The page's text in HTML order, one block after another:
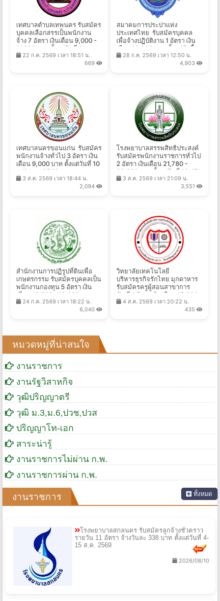
เทศบาลตําบลเทพนคร รับสมัคร
บุคคลเลือกสรรเป็นพนักงาน
จ้าง 7 อัตรา เงินเดือน 9,000 -
11,380 บาท ตั้งแต่วันที่ 31 ก.ค.
- 10 ส.ค. 2569
22 ก.ค. 2569 เวลา 18:51 น.
669
สมาคมการประปาแห่ง
ประเทศไทย รับสมัครบุคคล
เพื่อจ้างปฏิบัติงาน 1 อัตรา เงิน
เดือน 18,000 บาท ตั้งแต่บัดนี้ -
10 ส.ค. 2569
28 ก.ค. 2569 เวลา 12:50 น.
4,903
เทศบาลนครขอนแก่น รับสมัคร
พนักงานจ้างทั่วไป 3 อัตรา เงิน
เดือน 9,000 บาท ตั้งแต่วันที่ 10
- 19 ส.ค. 2569
3 ส.ค. 2569 เวลา 18:44 น.
2,094
โรงพยาบาลสรรพสิทธิประสงค์
รับสมัครพนักงานราชการทั่วไป
2 อัตรา เงินเดือน 21,780 -
23,600 บาท ตั้งแต่วันที่ 10-17
ส.ค. 2569
3 ส.ค. 2569 เวลา 21:09 น.
3,551
สำนักงานการปฏิรูปที่ดินเพื่อ
เกษตรกรรม รับสมัครบุคคลเป็น
พนักงานกองทุน 5 อัตรา เงิน
เดือน 13,800 - 18,000 บาท
ตั้งแต่วันที่ 3 - 31 ส.ค. 2569
24 ก.ค. 2569 เวลา 18:22 น.
6,040
วิทยาลัยเทคโนโลยี
บริหารธุรกิจรักไทย มุกดาหาร
รับสมัครครูผู้สอนสาขาการ
บัญชี 1 อัตรา เงินเดือน 15,000
บาท ตั้งแต่วันที่ 3-14 ส.ค.
4 ส.ค. 2569 เวลา 20:22 น.
435
หมวดหมู่ที่น่าสนใจ
งานราชการ
งานรัฐวิสาหกิจ
วุฒิปริญญาตรี
วุฒิ ม.3,ม.6,ปวช,ปวส
ปริญญาโท-เอก
สาระน่ารู้
งานราชการไม่ผ่าน ก.พ.
งานราชการผ่าน ก.พ.
งานราชการ ทั้งหมด
โรงพยาบาลสกลนคร รับสมัครลูกจ้างชั่วคราว
รายวัน 11 อัตรา จ้างวันละ 338 บาท ตั้งแต่วันที่ 4-
15 ส.ค. 2569
2026/08/10